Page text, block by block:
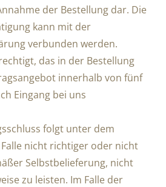
der Bestellung dar. Die
kann mit der
verbunden werden.
das in der Bestellung
innerhalb von fünf
Eingang bei uns
folgt unter dem
nicht richtiger oder nicht
Selbstbelieferung, nicht
zu leisten. Im Falle der